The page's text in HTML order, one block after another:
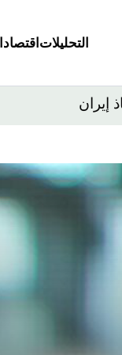
التحليلات اقتصاد
إيران